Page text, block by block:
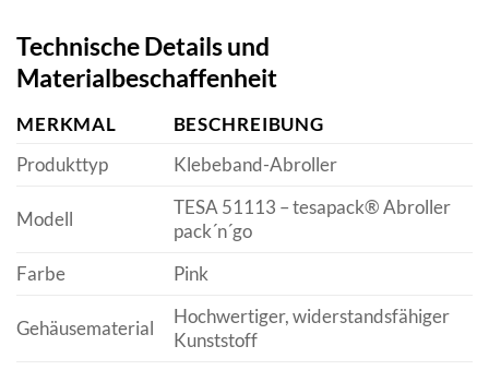
Technische Details und
Materialbeschaffenheit
MERKMAL
BESCHREIBUNG
Produkttyp
Klebeband-Abroller
Modell
TESA 51113 – tesapack® Abroller
pack´n´go
Farbe
Pink
Gehäusematerial
Hochwertiger, widerstandsfähiger
Kunststoff